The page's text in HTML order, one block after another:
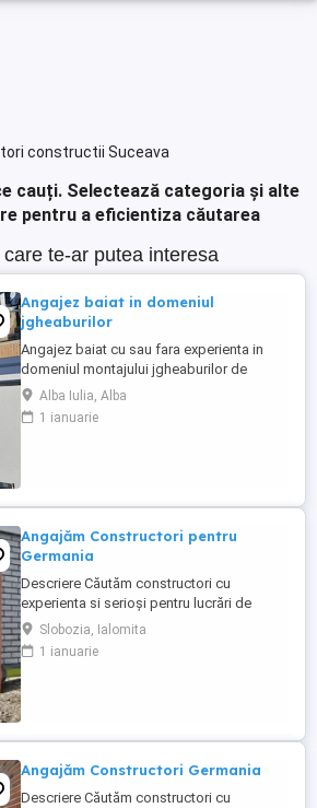
constructii Suceava
cauți. Selectează categoria și alte
pentru a eficientiza căutarea
te-ar putea interesa
Angajez baiat in domeniul
jgheaburilor
Angajez baiat cu sau fara experienta in
domeniul montajului jgheaburilor de
aluminiu.Se lucrează la inaltime!!!! Salariul
incepe de la 5000 ron plus bonusuri.
Alba Iulia, Alba
1 ianuarie
Angajăm Constructori pentru
Germania
Descriere Căutăm constructori cu
experienta si serioși pentru lucrări de
constructie în Germania, atat calificati cat
si ajutor ucenic ! Lucrări: Termoizolatii
Fatade Polistiren, Renovari interioare,
Slobozia, Ialomita
1 ianuarie
Angajăm Constructori Germania
Descriere Căutăm constructori cu